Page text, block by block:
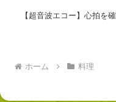
【超音波エコー】心拍を
ホーム 料理